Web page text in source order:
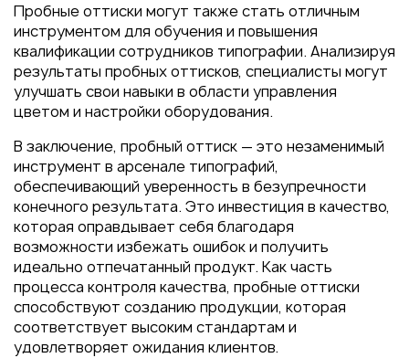
Пробные оттиски могут также стать отличным
инструментом для обучения и повышения
квалификации сотрудников типографии. Анализируя
результаты пробных оттисков, специалисты могут
улучшать свои навыки в области управления
цветом и настройки оборудования.
В заключение, пробный оттиск — это незаменимый
инструмент в арсенале типографий,
обеспечивающий уверенность в безупречности
конечного результата. Это инвестиция в качество,
которая оправдывает себя благодаря
возможности избежать ошибок и получить
идеально отпечатанный продукт. Как часть
процесса контроля качества, пробные оттиски
способствуют созданию продукции, которая
соответствует высоким стандартам и
удовлетворяет ожидания клиентов.